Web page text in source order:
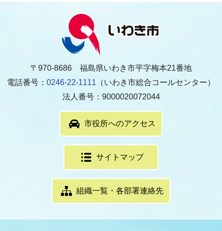
〒970-8686 福島県いわき市平字梅本21番地
電話番号： 0246-22-1111 （いわき市総合コールセンター）
法人番号：9000020072044
市役所へのアクセス
サイトマップ
組織一覧・各部署連絡先